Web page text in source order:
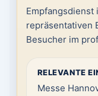
Empfangsdienst
repräsentativen
Besucher im
RELEVANTE
Messe